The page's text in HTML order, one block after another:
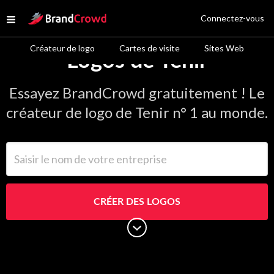
Open menu
Site Logo
Créateur de logo Cartes de visite Sites Web
Connectez-vous
Logos de Tenir
Essayez BrandCrowd gratuitement ! Le
créateur de logo de Tenir n° 1 au monde.
CRÉER DES LOGOS